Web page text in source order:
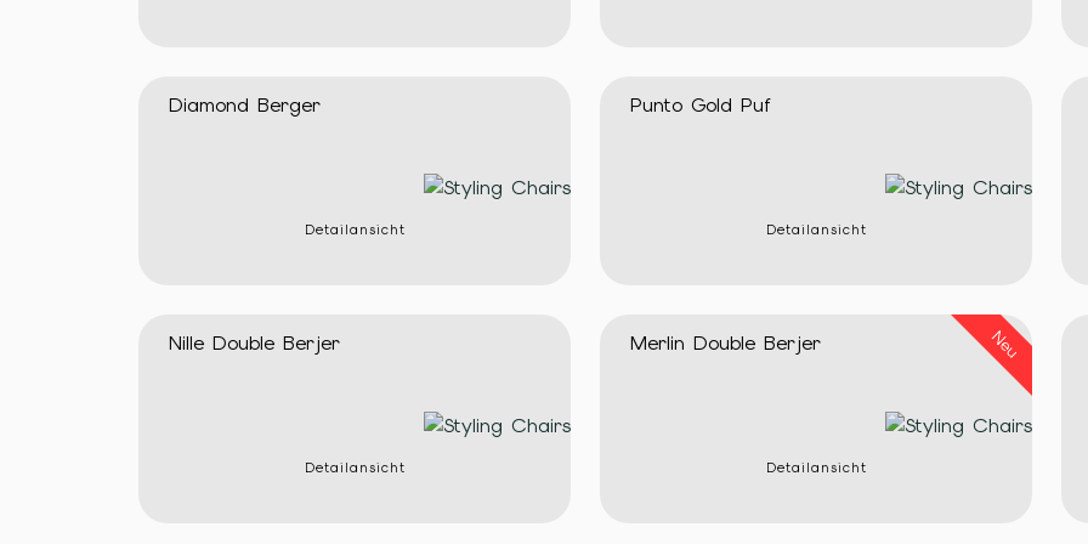
Diamond Berger
Detailansicht
Punto Gold Puf
Detailansicht
Nille Double Berjer
Detailansicht
Merlin Double Berjer Neu
Detailansicht